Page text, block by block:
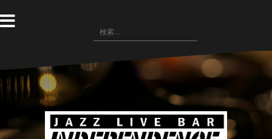
ン
テ
へ
ス
検
索: